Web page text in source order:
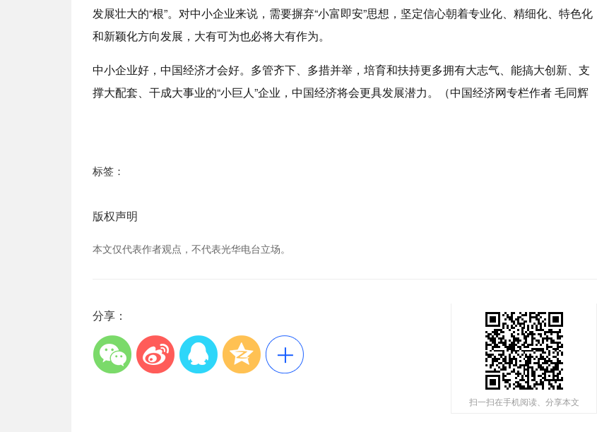
发展壮大的“根”。对中小企业来说，需要摒弃“小富即安”思想，坚定信心朝着专业化、精细化、特色化
和新颖化方向发展，大有可为也必将大有作为。
中小企业好，中国经济才会好。多管齐下、多措并举，培育和扶持更多拥有大志气、能搞大创新、支
撑大配套、干成大事业的“小巨人”企业，中国经济将会更具发展潜力。（中国经济网专栏作者 毛同辉
标签：
版权声明
本文仅代表作者观点，不代表光华电台立场。
分享：
扫一扫在手机阅读、分享本文